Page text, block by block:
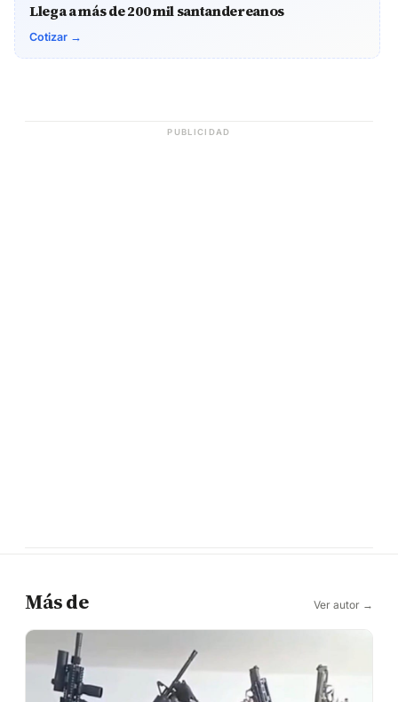
Llega a más de 200 mil santandereanos
Cotizar →
PUBLICIDAD
Más de Ver autor →